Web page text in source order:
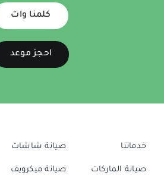
كلمنا وات
احجز موعد
خدماتنا
صيانة الماركات
صيانة شاشات
صيانة ميكرويف